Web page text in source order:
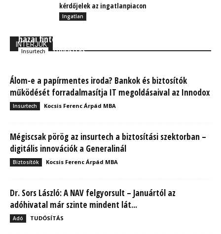
kérdőjelek az ingatlanpiacon
Ingatlan
INTERJÚK
hazai fintech és insurtech fejlesztésekben
Insurtech TUDÓSÍTÁS
Álom-e a papírmentes iroda? Bankok és biztosítók
működését forradalmasítja IT megoldásaival az Innodox
Insurtech Kocsis Ferenc Árpád MBA
Mégiscsak pörög az insurtech a biztosítási szektorban –
digitális innovációk a Generalinál
Biztosítók Kocsis Ferenc Árpád MBA
Dr. Sors László: A NAV felgyorsult – Januártól az
adóhivatal már szinte mindent lát...
Adó TUDÓSÍTÁS